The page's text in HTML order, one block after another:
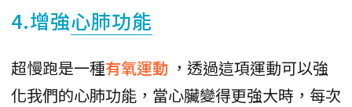
4.增強心肺功能
超慢跑是一種有氧運動 ，透過這項運動可以強
化我們的心肺功能，當心臟變得更強大時，每次